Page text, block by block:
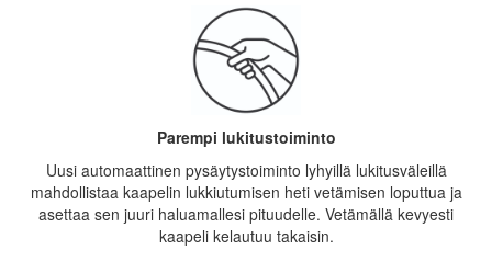
Parempi lukitustoiminto
Uusi automaattinen pysäytystoiminto lyhyillä lukitusväleillä
mahdollistaa kaapelin lukkiutumisen heti vetämisen loputtua ja
asettaa sen juuri haluamallesi pituudelle. Vetämällä kevyesti
kaapeli kelautuu takaisin.